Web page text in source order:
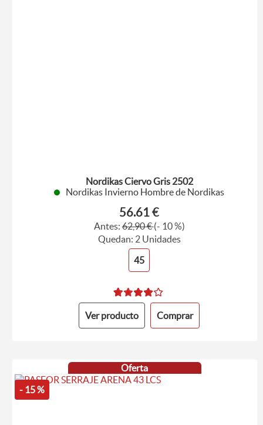
Nordikas Ciervo Gris 2502
Nordikas Invierno Hombre de Nordikas
56.61 €
Antes:62,90 €(- 10 %)
Quedan: 2 Unidades
45
Ver producto Comprar
Oferta
- 15 %